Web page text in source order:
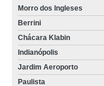
Morro dos Ingleses
Berrini
Chácara Klabin
Indianópolis
Jardim Aeroporto
Paulista